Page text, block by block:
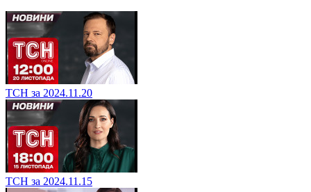
ТСН за 2024.11.20
ТСН за 2024.11.15